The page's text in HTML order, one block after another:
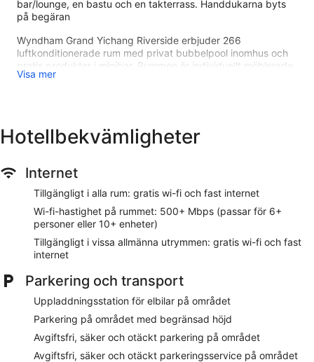
bar/lounge, en bastu och en takterrass. Handdukarna byts
på begäran
Wyndham Grand Yichang Riverside erbjuder 266
luftkonditionerade rum med privat bubbelpool inomhus och
gratis produkter i minibar. Rummen är individuellt möblerade
och inredda. Sängar med Select Comfort-madrasser samt
har badkar och dusch med regndusch, badrockar, tofflor
och lyxtoalettartiklar.
(hastighet: 500+ Mbps (passar för 6+ personer eller 10+
enheter)). Boendet tillhandahåller skrivbord, skrivbordsstolar
och telefon; lokalsamtal och fjärrsamtal är kostnadsfria
(restriktioner kan förekomma). Dessutom har rummen
värdeförvaringsskåp (laptopanpassade) och
espressobryggare. Allergitestade sängkläder, byte av
handdukar och byte av lakan kan fås på begäran.
dagligen.
En inomhuspool och barnpool finns på området. Här finns
även gym och bastu.
Fritidsaktiviteterna nedan finns antingen tillgängliga på plats
eller i närheten. Avgifter kan tillkomma.
Visa mer
Hotellbekvämligheter
Internet
Tillgängligt i alla rum: gratis wi-fi och fast internet
Wi-fi-hastighet på rummet: 500+ Mbps (passar för 6+
personer eller 10+ enheter)
Tillgängligt i vissa allmänna utrymmen: gratis wi-fi och fast
internet
Parkering och transport
Uppladdningsstation för elbilar på området
Parkering på området med begränsad höjd
Avgiftsfri, säker och otäckt parkering på området
Avgiftsfri, säker och otäckt parkeringsservice på området